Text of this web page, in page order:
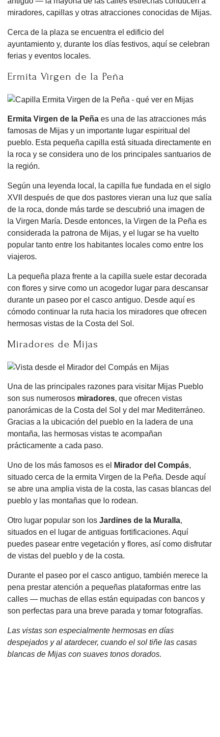
miradores, capillas y otras atracciones conocidas de Mijas.
Cerca de la plaza se encuentra el edificio del
ayuntamiento y, durante los días festivos, aquí se celebran
ferias y eventos locales.
Ermita Virgen de la Peña
Ermita Virgen de la Peña es una de las atracciones más
famosas de Mijas y un importante lugar espiritual del
pueblo. Esta pequeña capilla está situada directamente en
la roca y se considera uno de los principales santuarios de
la región.
Según una leyenda local, la capilla fue fundada en el siglo
XVII después de que dos pastores vieran una luz que salía
de la roca, donde más tarde se descubrió una imagen de
la Virgen María. Desde entonces, la Virgen de la Peña es
considerada la patrona de Mijas, y el lugar se ha vuelto
popular tanto entre los habitantes locales como entre los
viajeros.
La pequeña plaza frente a la capilla suele estar decorada
con flores y sirve como un acogedor lugar para descansar
durante un paseo por el casco antiguo. Desde aquí es
cómodo continuar la ruta hacia los miradores que ofrecen
hermosas vistas de la Costa del Sol.
Miradores de Mijas
Una de las principales razones para visitar Mijas Pueblo
son sus numerosos miradores, que ofrecen vistas
panorámicas de la Costa del Sol y del mar Mediterráneo.
Gracias a la ubicación del pueblo en la ladera de una
montaña, las hermosas vistas te acompañan
prácticamente a cada paso.
Uno de los más famosos es el Mirador del Compás,
situado cerca de la ermita Virgen de la Peña. Desde aquí
se abre una amplia vista de la costa, las casas blancas del
pueblo y las montañas que lo rodean.
Otro lugar popular son los Jardines de la Muralla,
situados en el lugar de antiguas fortificaciones. Aquí
puedes pasear entre vegetación y flores, así como disfrutar
de vistas del pueblo y de la costa.
Durante el paseo por el casco antiguo, también merece la
pena prestar atención a pequeñas plataformas entre las
calles — muchas de ellas están equipadas con bancos y
son perfectas para una breve parada y tomar fotografías.
Las vistas son especialmente hermosas en días
despejados y al atardecer, cuando el sol tiñe las casas
blancas de Mijas con suaves tonos dorados.